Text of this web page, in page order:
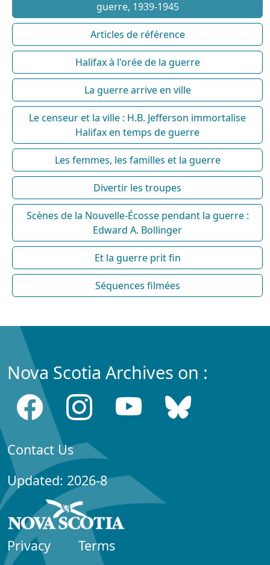
guerre, 1939-1945
Articles de référence
Halifax à l'orée de la guerre
La guerre arrive en ville
Le censeur et la ville : H.B. Jefferson immortalise
Halifax en temps de guerre
Les femmes, les familles et la guerre
Divertir les troupes
Scènes de la Nouvelle-Écosse pendant la guerre :
Edward A. Bollinger
Et la guerre prit fin
Séquences filmées
Nova Scotia Archives on :
Contact Us
Updated: 2026-8
Privacy
Terms